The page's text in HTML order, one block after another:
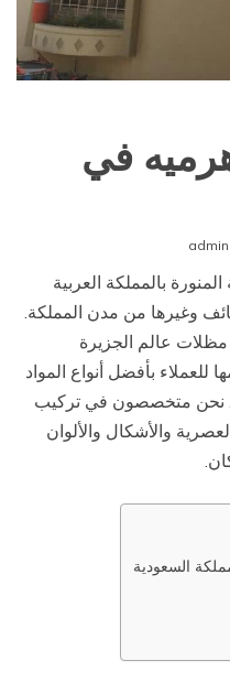
في
admin
بالمملكة العربية
وغيرها من مدن المملكة.
عالم الجزيرة
للعملاء بأفضل أنواع المواد
نحن متخصصون في تركيب
والأشكال والألوان
السعودية